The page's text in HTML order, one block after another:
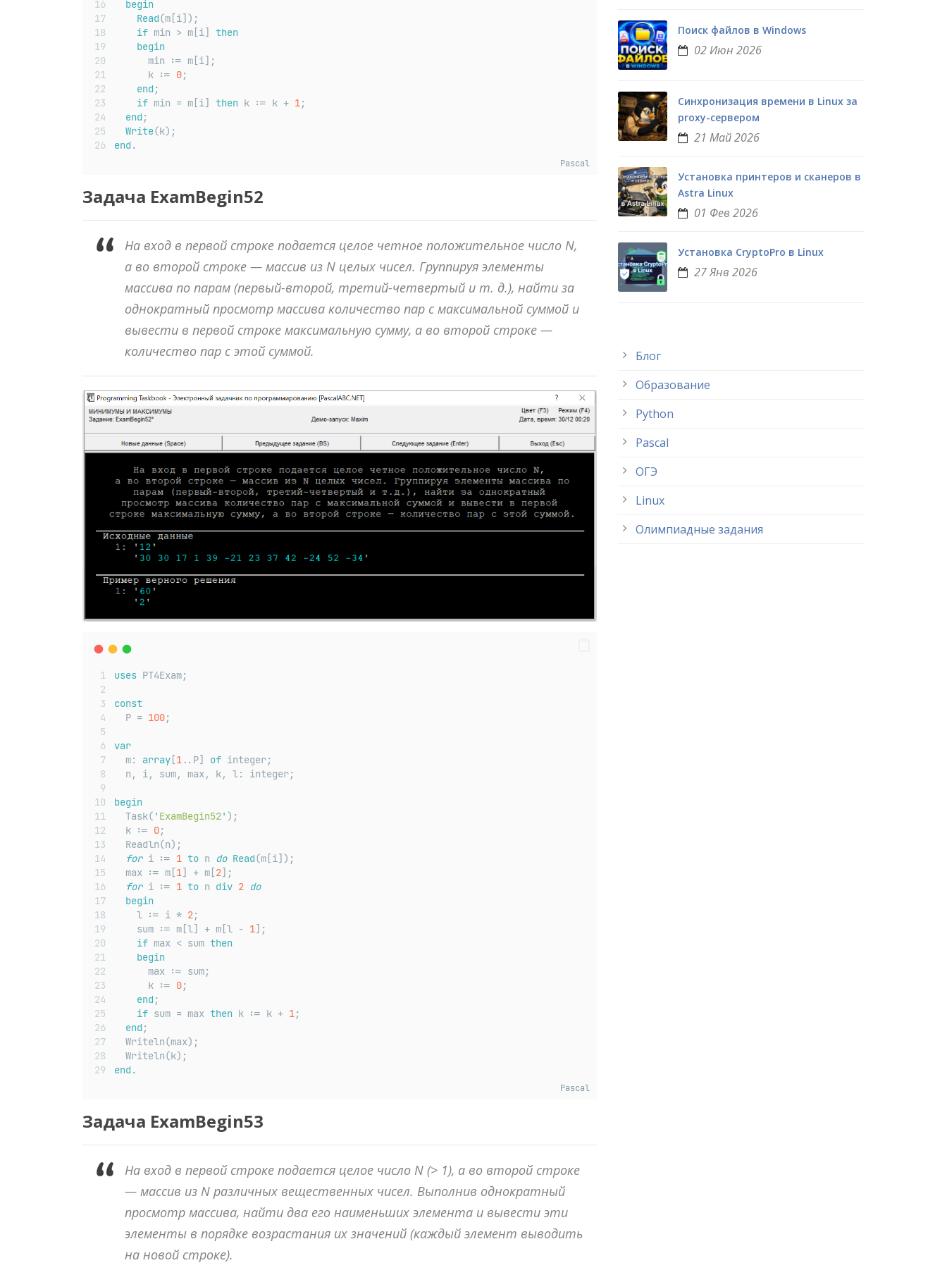
begin
Read(m[i]);
if min > m[i] then
begin
      min := m[i];
      k :=
0;
end ;
if min = m[i] then k := k + 1;
end ;
Write(k);
end .
Pascal
Задача ExamBegin52
На вход в первой строке подается целое четное положительное число N,
а во второй строке — массив из N целых чисел. Группируя элементы
массива по парам (первый-второй, третий-четвертый и т. д.), найти за
однократный просмотр массива количество пар с максимальной суммой и
вывести в первой строке максимальную сумму, а во второй строке —
количество пар с этой суммой.
uses PT4Exam;
const
  P =
100;
var
  m:
array[1 ..P] of integer;
  n, i, sum, max, k, l: integer;
begin
  Task(
' ExamBegin52 ' );
  k :=
0;
  Readln(n);
for i := 1 to n do Read(m[i]);
  max := m[
1] + m[2];
for i := 1 to n div 2 do
begin
    l := i *
2;
    sum := m[l] + m[l -
1];
if max < sum then
begin
      max := sum;
      k :=
0;
end ;
if sum = max then k := k + 1 ;
end ;
  Writeln(max);
  Writeln(k);
end .
Pascal
Задача ExamBegin53
На вход в первой строке подается целое число N (> 1), а во второй строке
— массив из N различных вещественных чисел. Выполнив однократный
просмотр массива, найти два его наименьших элемента и вывести эти
элементы в порядке возрастания их значений (каждый элемент выводить
на новой строке).
Поиск файлов в Windows
02 Июн 2026
Синхронизация времени в Linux за
proxy-сервером
21 Май 2026
Установка принтеров и сканеров в
Astra Linux
01 Фев 2026
Установка CryptoPro в Linux
27 Янв 2026
Блог
Образование
Python
Pascal
ОГЭ
Linux
Олимпиадные задания